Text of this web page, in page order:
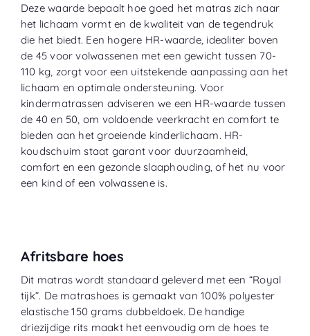
Deze waarde bepaalt hoe goed het matras zich naar
het lichaam vormt en de kwaliteit van de tegendruk
die het biedt. Een hogere HR-waarde, idealiter boven
de 45 voor volwassenen met een gewicht tussen 70-
110 kg, zorgt voor een uitstekende aanpassing aan het
lichaam en optimale ondersteuning. Voor
kindermatrassen adviseren we een HR-waarde tussen
de 40 en 50, om voldoende veerkracht en comfort te
bieden aan het groeiende kinderlichaam. HR-
koudschuim staat garant voor duurzaamheid,
comfort en een gezonde slaaphouding, of het nu voor
een kind of een volwassene is.
Afritsbare hoes
Dit matras wordt standaard geleverd met een “Royal
tijk”. De matrashoes is gemaakt van 100% polyester
elastische 150 grams dubbeldoek. De handige
driezijdige rits maakt het eenvoudig om de hoes te